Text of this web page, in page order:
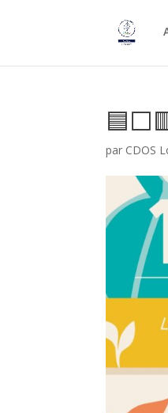
par CDOS